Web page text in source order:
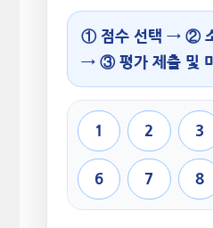
① 점수 선택 → ②
→ ③ 평가 제출 및
1 2 3
6 7 8